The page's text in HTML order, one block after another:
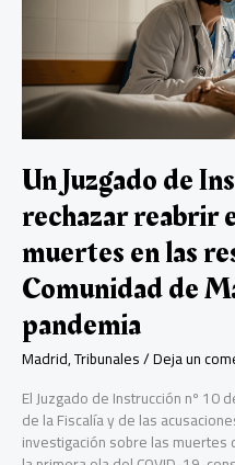
liderazgo
empresarial
de
Un Juzgado de
rechazar reabrir
muertes en las
Comunidad de
pandemia
Madrid,Tribunales/Deja un
El Juzgado de Instrucción nº 10
de la Fiscalía y de las
investigación sobre las